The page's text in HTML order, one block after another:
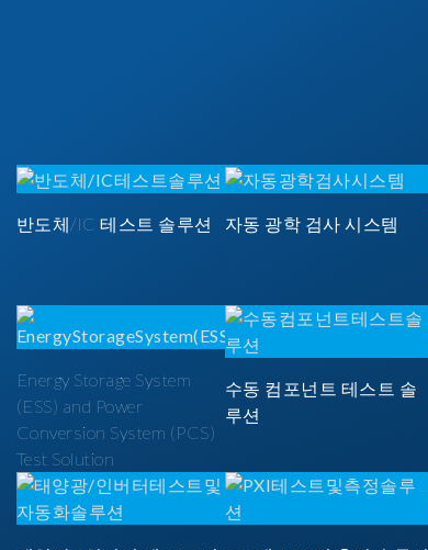
반도체/IC 테스트 솔루션
자동 광학 검사 시스템
Energy Storage System
(ESS) and Power
Conversion System (PCS)
Test Solution
수동 컴포넌트 테스트 솔
루션